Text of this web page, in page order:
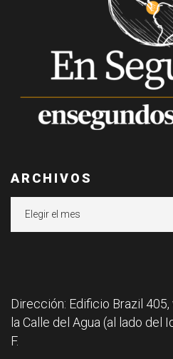
ARCHIVOS
Dirección: Edificio Brazil
la Calle del Agua (al lado del
F.